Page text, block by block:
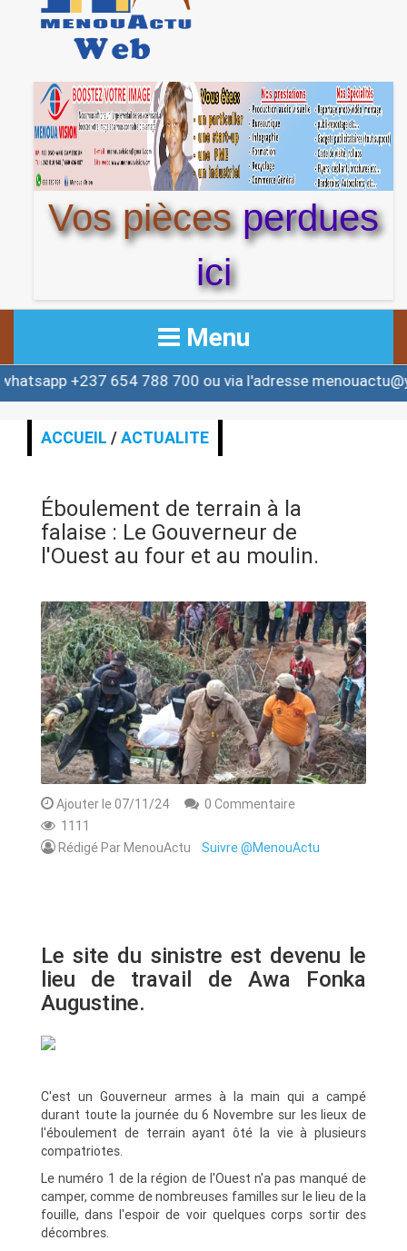
Vos piècesperdues
ici
Menu
ACCUEIL
ACTUALITE
ALERTE
ANNONCE
ART & CULTURE & TRADITION
ASSAINISSEMENT
BREAKING-NEWS
CAMEROUN
PLUS
654 788 700 ou via l'adresse
ACCUEIL /ACTUALITE
Éboulement de terrain à la
falaise : Le Gouverneur de
l'Ouest au four et au moulin.
Ajouter le 07/11/24
0 Commentaire
1111
Rédigé Par MenouActu Suivre @MenouActu
Le site du sinistre est devenu le
lieu de travail de Awa Fonka
Augustine.
C'est un Gouverneur armes à la main qui a campé
durant toute la journée du 6 Novembre sur les lieux de
l'éboulement de terrain ayant ôté la vie à plusieurs
compatriotes.
Le numéro 1 de la région de l'Ouest n'a pas manqué de
camper, comme de nombreuses familles sur le lieu de la
fouille, dans l'espoir de voir quelques corps sortir des
décombres.